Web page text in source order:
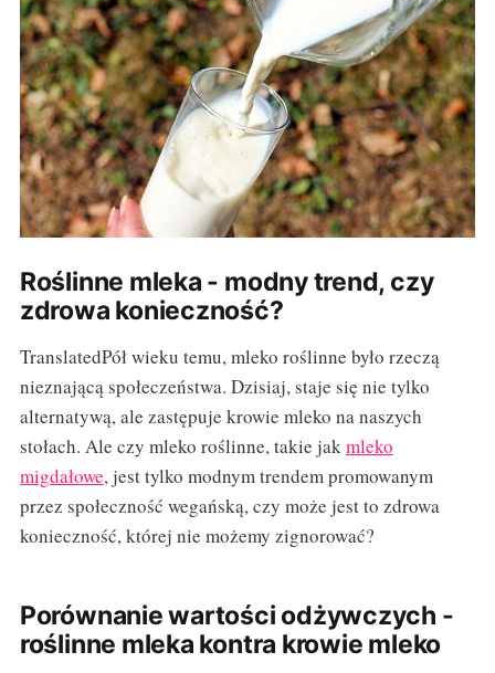
Roślinne mleka - modny trend, czy
zdrowa konieczność?
TranslatedPół wieku temu, mleko roślinne było rzeczą
nieznającą społeczeństwa. Dzisiaj, staje się nie tylko
alternatywą, ale zastępuje krowie mleko na naszych
stołach. Ale czy mleko roślinne, takie jakmleko
migdałowe, jest tylko modnym trendem promowanym
przez społeczność wegańską, czy może jest to zdrowa
konieczność, której nie możemy zignorować?
Porównanie wartości odżywczych -
roślinne mleka kontra krowie mleko